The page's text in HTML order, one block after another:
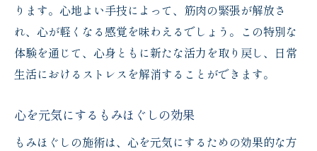
ります。心地よい手技によって、筋肉の緊張が解放さ
れ、心が軽くなる感覚を味わえるでしょう。この特別な
体験を通じて、心身ともに新たな活力を取り戻し、日常
生活におけるストレスを解消することができます。
心を元気にするもみほぐしの効果
もみほぐしの施術は、心を元気にするための効果的な方